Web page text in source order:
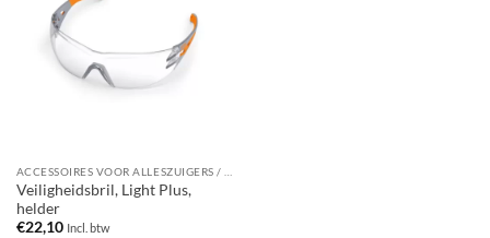
Veiligheidsbril, Light Plus,
helder
€22,10 Incl. btw